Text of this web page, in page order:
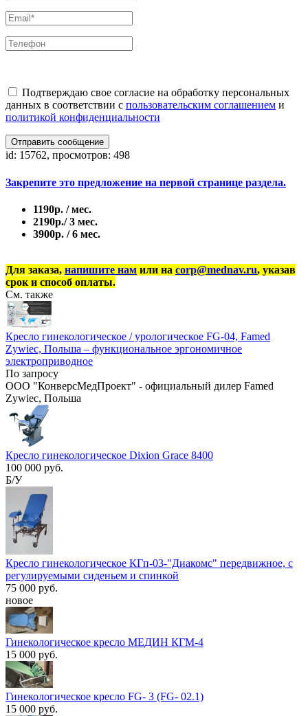
Подтверждаю свое согласие на обработку персональных
данных в соответствии с пользовательским соглашением и
политикой конфиденциальности
Отправить сообщение
id: 15762, просмотров: 498
Закрепите это предложение на первой странице раздела.
1190р. / мес.
2190р./ 3 мес.
3900р. / 6 мес.
Для заказа, напишите нам или на corp@mednav.ru, указав
срок и способ оплаты.
См. также
Кресло гинекологическое / урологическое FG-04, Famed
Zywiec, Польша – функциональное эргономичное
электроприводное
По запросу
ООО "КонверсМедПроект" - официальный дилер Famed
Zywiec, Польша
Кресло гинекологическое Dixion Grace 8400
100 000 руб.
Б/У
Кресло гинекологическое КГп-03-"Диакомс" передвижное, с
регулируемыми сиденьем и спинкой
75 000 руб.
новое
Гинекологическое кресло МЕДИН КГМ-4
15 000 руб.
Гинекологическое кресло FG- 3 (FG- 02.1)
15 000 руб.